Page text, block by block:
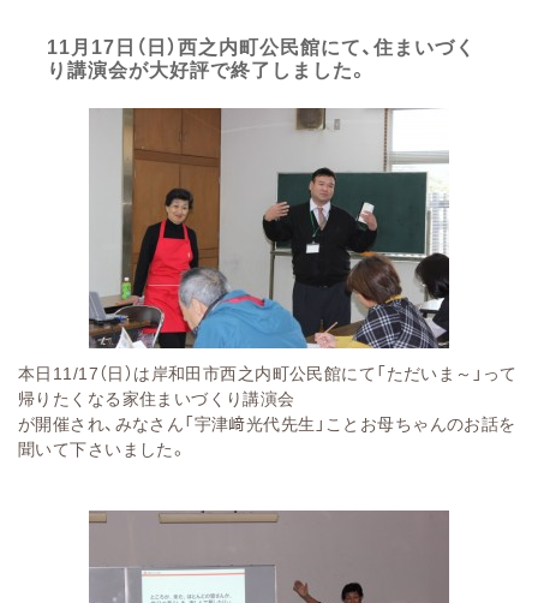
11月17日（日）西之内町公民館にて、住まいづく
り講演会が大好評で終了しました。
本日11/17（日）は岸和田市西之内町公民館にて「ただいま～」って
帰りたくなる家住まいづくり講演会
が開催され、みなさん「宇津﨑光代先生」ことお母ちゃんのお話を
聞いて下さいました。